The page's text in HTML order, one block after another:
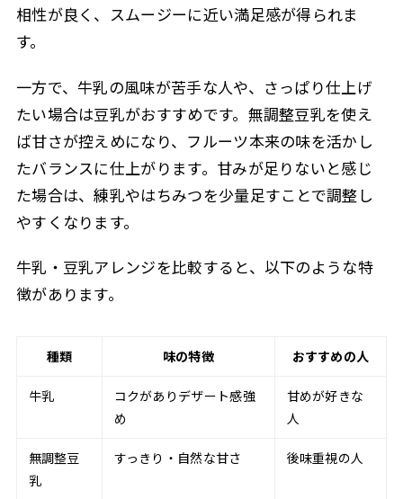
相性が良く、スムージーに近い満足感が得られま
す。
一方で、牛乳の風味が苦手な人や、さっぱり仕上げ
たい場合は豆乳がおすすめです。無調整豆乳を使え
ば甘さが控えめになり、フルーツ本来の味を活かし
たバランスに仕上がります。甘みが足りないと感じ
た場合は、練乳やはちみつを少量足すことで調整し
やすくなります。
牛乳・豆乳アレンジを比較すると、以下のような特
徴があります。
種類 味の特徴 おすすめの人
牛乳
コクがありデザート感強
め
甘めが好きな
人
無調整豆
乳
すっきり・自然な甘さ 後味重視の人